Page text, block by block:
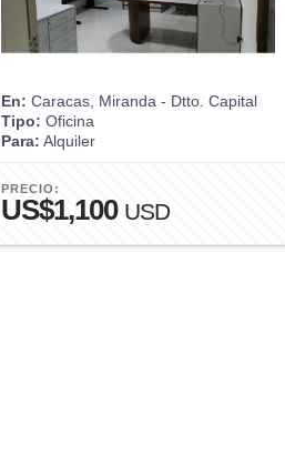
En: Caracas, Miranda - Dtto. Capital
Tipo: Oficina
Para: Alquiler
PRECIO:
US$1,100 USD